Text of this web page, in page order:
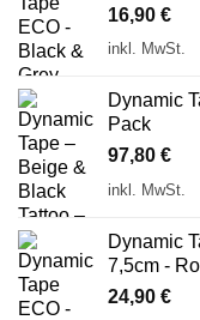
16,90 €
inkl. MwSt.
Dynamic
Pack
97,80 €
inkl. MwSt.
Dynamic
7,5cm -
24,90 €